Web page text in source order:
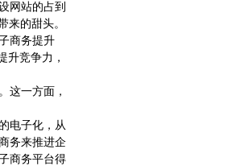
网站的占到
来的甜头。
商务提升
升竞争力，
这一方面，
电子化，从
务来推进企
商务平台得